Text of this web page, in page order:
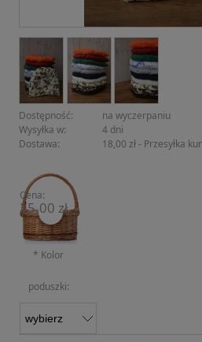
Dostępność:
na wyczerpaniu
Wysyłka w:
4 dni
Dostawa:
18,00 zł- Przesyłka
Cena nie zawiera ewentualnych
Cena:
35,00 zł
* Kolor
poduszki: